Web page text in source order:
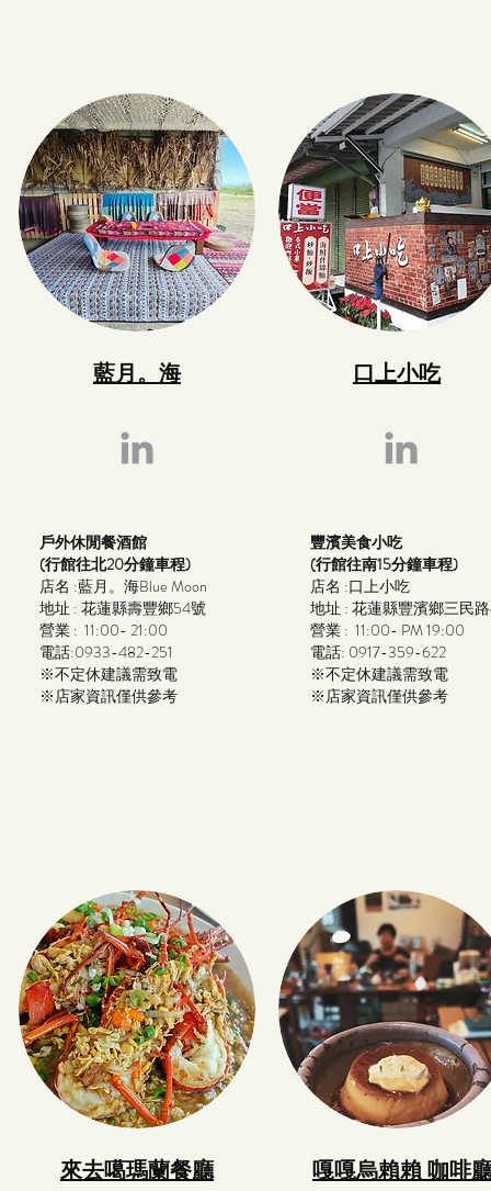
海景民宿B&B景點
藍月。海
戶外休閒餐酒館
(行館往北20分鐘車程)
店名 :藍月。海Blue Moon
地址 : 花蓮縣壽豐鄉54號
營業 : 11:00- 21:00
電話:0933-482-251
※不定休建議需致電​
※店家資訊僅供參考
口上小吃
豐濱美食小吃
(行館往南15分鐘車程)
店名 :口上小吃
地址 : 花蓮縣豐濱鄉三民
營業 : 11:00- PM 19:00
電話: 0917-359-622
※不定休建議需致電​
※店家資訊僅供參考
來去噶瑪蘭餐廳 嘎嘎烏賴賴 咖啡